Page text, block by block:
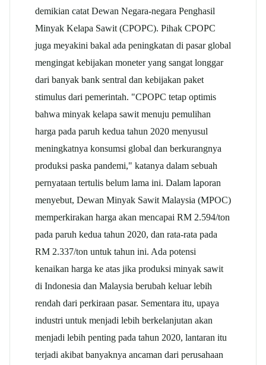
demikian catat Dewan Negara-negara Penghasil
Minyak Kelapa Sawit (CPOPC). Pihak CPOPC
juga meyakini bakal ada peningkatan di pasar global
mengingat kebijakan moneter yang sangat longgar
dari banyak bank sentral dan kebijakan paket
stimulus dari pemerintah. "CPOPC tetap optimis
bahwa minyak kelapa sawit menuju pemulihan
harga pada paruh kedua tahun 2020 menyusul
meningkatnya konsumsi global dan berkurangnya
produksi paska pandemi," katanya dalam sebuah
pernyataan tertulis belum lama ini. Dalam laporan
menyebut, Dewan Minyak Sawit Malaysia (MPOC)
memperkirakan harga akan mencapai RM 2.594/ton
pada paruh kedua tahun 2020, dan rata-rata pada
RM 2.337/ton untuk tahun ini. Ada potensi
kenaikan harga ke atas jika produksi minyak sawit
di Indonesia dan Malaysia berubah keluar lebih
rendah dari perkiraan pasar. Sementara itu, upaya
industri untuk menjadi lebih berkelanjutan akan
menjadi lebih penting pada tahun 2020, lantaran itu
terjadi akibat banyaknya ancaman dari perusahaan